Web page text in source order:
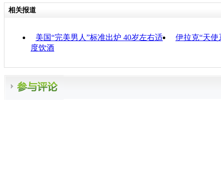
相关报道
美国“完美男人”标准出炉 40岁左右适
度饮酒
伊拉克“天使